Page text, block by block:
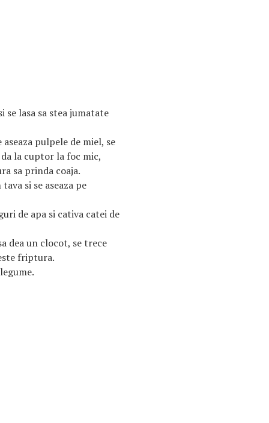
se lasa sa stea jumatate
pulpele de miel, se
la cuptor la foc mic,
sa prinda coaja.
si se aseaza pe
de apa si cativa catei de
dea un clocot, se trece
friptura.